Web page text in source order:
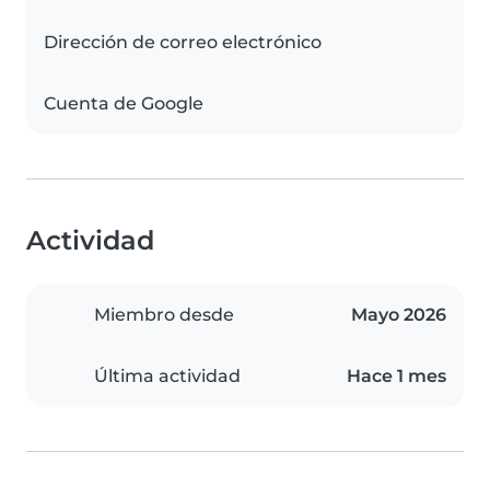
Dirección de correo electrónico
Cuenta de Google
Actividad
Miembro desde Mayo 2026
Última actividad Hace 1 mes